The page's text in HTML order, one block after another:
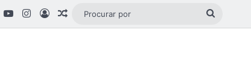
YouTubeInstagram
EntrarArtigo aleatório